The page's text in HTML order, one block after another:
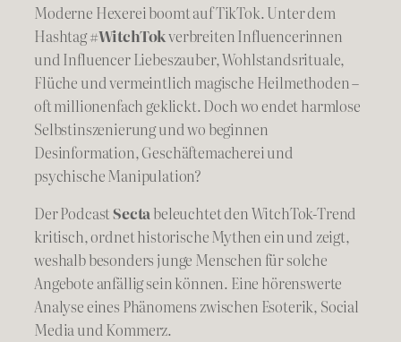
Moderne Hexerei boomt auf TikTok. Unter dem
Hashtag#WitchTokverbreiten Influencerinnen
und Influencer Liebeszauber, Wohlstandsrituale,
Flüche und vermeintlich magische Heilmethoden –
oft millionenfach geklickt. Doch wo endet harmlose
Selbstinszenierung und wo beginnen
Desinformation, Geschäftemacherei und
psychische Manipulation?
Der PodcastSectabeleuchtet den WitchTok-Trend
kritisch, ordnet historische Mythen ein und zeigt,
weshalb besonders junge Menschen für solche
Angebote anfällig sein können. Eine hörenswerte
Analyse eines Phänomens zwischen Esoterik, Social
Media und Kommerz.